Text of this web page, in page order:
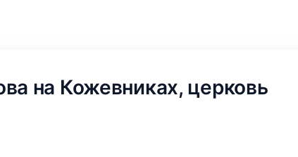
на Кожевниках, церковь